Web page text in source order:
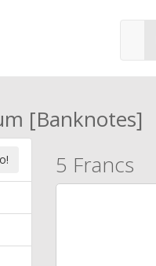
[Banknotes]
5 Francs